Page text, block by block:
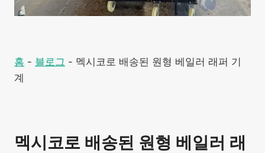
홈 - 블로그 - 멕시코로 배송된 원형 베일러 래퍼 기
계
멕시코로 배송된 원형 베일러 래